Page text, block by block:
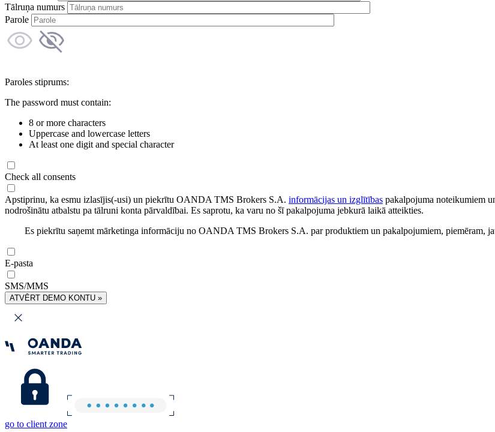
Tālruņa numurs
Parole
Paroles stiprums:
The password must contain:
8 or more characters
Uppercase and lowercase letters
At least one digit and special character
Check all consents
Apstiprinu, ka esmu izlasījis(-usi) un piekrītu OANDA TMS Brokers S.A. informācijas un izglītības pakalpojuma noteikumiem
nodrošinātu atbalstu pa tālruni konta pārvaldībai. Es saprotu, ka varu no šī pakalpojuma jebkurā laikā atteikties.
Es piekrītu saņemt mārketinga informāciju no OANDA TMS Brokers S.A. par produktiem un pakalpojumiem, piemēram,
E-pasta
SMS/MMS
ATVĒRT DEMO KONTU »
go to client zone